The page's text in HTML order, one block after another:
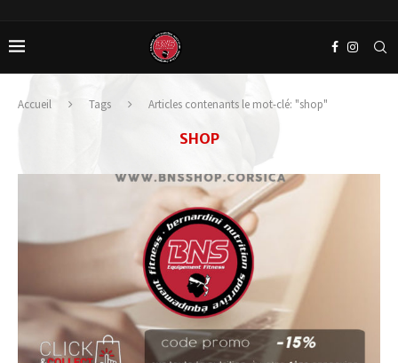
Accueil Tags Articles contenants le mot-clé: "shop"
SHOP